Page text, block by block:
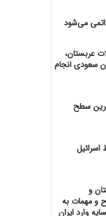
اتمی می‌شود
عربستان،
سعودی انجام
اربعین ۱۴۰۵ در بالاترین سطح
و
و مهمات به
وارد ایران